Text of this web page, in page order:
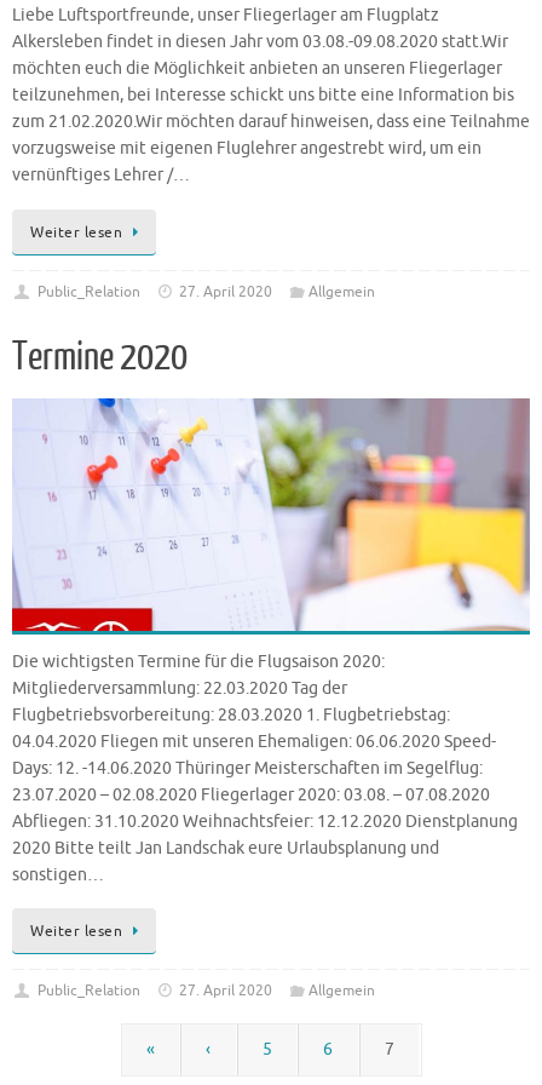
Liebe Luftsportfreunde, unser Fliegerlager am Flugplatz
Alkersleben findet in diesen Jahr vom 03.08.-09.08.2020 statt.Wir
möchten euch die Möglichkeit anbieten an unseren Fliegerlager
teilzunehmen, bei Interesse schickt uns bitte eine Information bis
zum 21.02.2020.Wir möchten darauf hinweisen, dass eine Teilnahme
vorzugsweise mit eigenen Fluglehrer angestrebt wird, um ein
vernünftiges Lehrer /…
Weiter lesen
Public_Relation 27. April 2020 Allgemein
Termine 2020
Die wichtigsten Termine für die Flugsaison 2020:
Mitgliederversammlung: 22.03.2020 Tag der
Flugbetriebsvorbereitung: 28.03.2020 1. Flugbetriebstag:
04.04.2020 Fliegen mit unseren Ehemaligen: 06.06.2020 Speed-
Days: 12. -14.06.2020 Thüringer Meisterschaften im Segelflug:
23.07.2020 – 02.08.2020 Fliegerlager 2020: 03.08. – 07.08.2020
Abfliegen: 31.10.2020 Weihnachtsfeier: 12.12.2020 Dienstplanung
2020 Bitte teilt Jan Landschak eure Urlaubsplanung und
sonstigen…
Weiter lesen
Public_Relation 27. April 2020 Allgemein
« ‹ 5 6 7